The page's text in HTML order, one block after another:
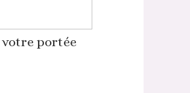
portée